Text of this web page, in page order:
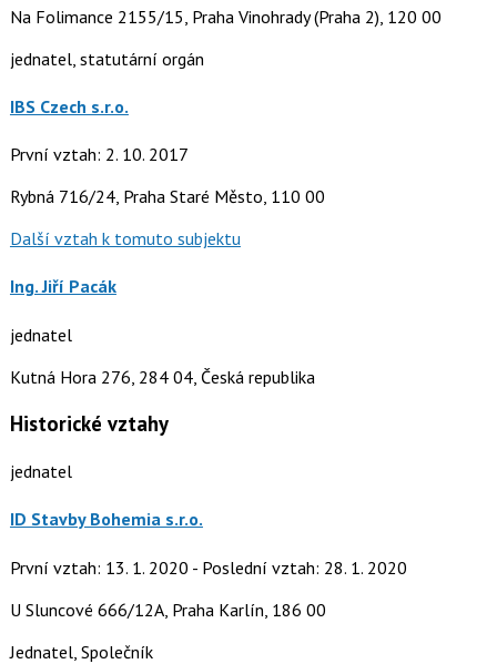
Na Folimance 2155/15, Praha Vinohrady (Praha 2), 120 00
jednatel, statutární orgán
IBS Czech s.r.o.
První vztah: 2. 10. 2017
Rybná 716/24, Praha Staré Město, 110 00
Další vztah k tomuto subjektu
Ing. Jiří Pacák
jednatel
Kutná Hora 276, 284 04, Česká republika
Historické vztahy
jednatel
ID Stavby Bohemia s.r.o.
První vztah: 13. 1. 2020 - Poslední vztah: 28. 1. 2020
U Sluncové 666/12A, Praha Karlín, 186 00
Jednatel, Společník